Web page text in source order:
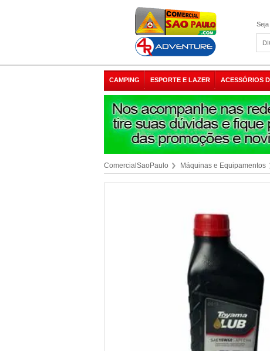
CAMPING ESPORTE E LAZER ACESSÓRIOS
ComercialSaoPaulo Máquinas e Equipamentos